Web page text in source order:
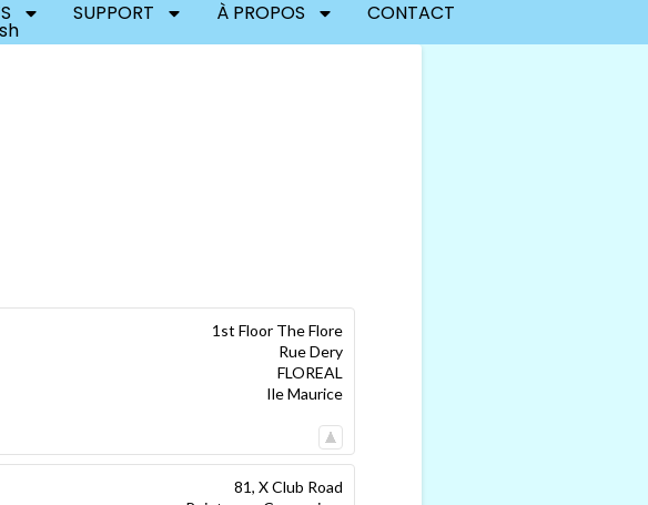
SUPPORT À PROPOS CONTACT
1st Floor The Flore
Rue Dery
FLOREAL
Ile Maurice
81, X Club Road